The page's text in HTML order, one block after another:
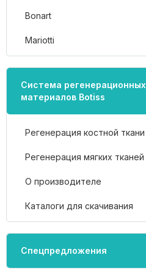
Bonart
Mariotti
Система регенерационных
материалов Botiss
Регенерация костной ткани
Регенерация мягких тканей
О производителе
Каталоги для скачивания
Спецпредложения